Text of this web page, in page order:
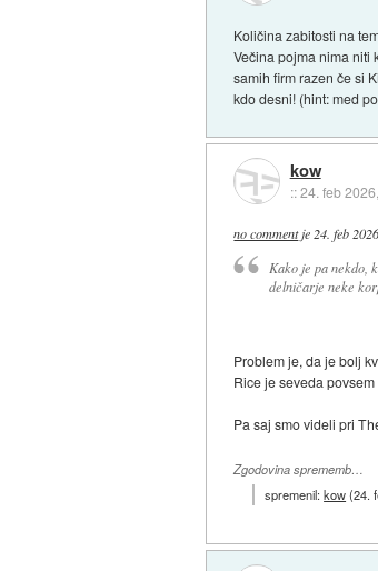
Količina zabitosti na
Večina pojma nima niti
samih firm razen če si
kdo desni! (hint: med
kow
::24. feb
no commentje24. feb
Kako je pa nekdo,
delničarje neke
Problem je, da je bolj
Rice je seveda
Pa saj smo videli pri
Zgodovina sprememb…
spremenil:kow(24.